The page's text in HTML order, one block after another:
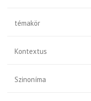
témakör
Kontextus
Szinoníma